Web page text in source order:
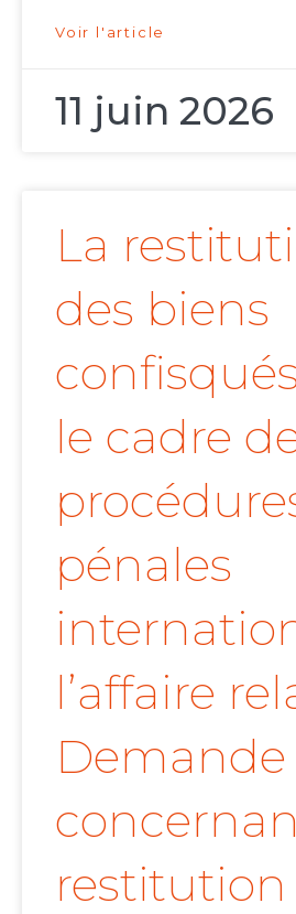
Voir l'article
11 juin 2026
La
des biens
le cadre
pénales
l’affaire
Demande
restitution